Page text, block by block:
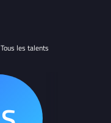
Tous les talents